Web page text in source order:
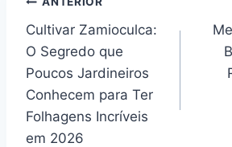
Navegação
de
Post
Cultivar Zamioculca:
O Segredo que
Poucos Jardineiros
Conhecem para Ter
Folhagens Incríveis
em 2026